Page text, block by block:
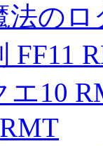
法のロ
FF11
エ10